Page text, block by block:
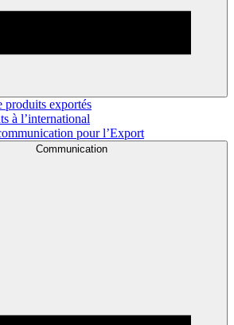
produits exportés
à l’international
pour l’Export
Communication